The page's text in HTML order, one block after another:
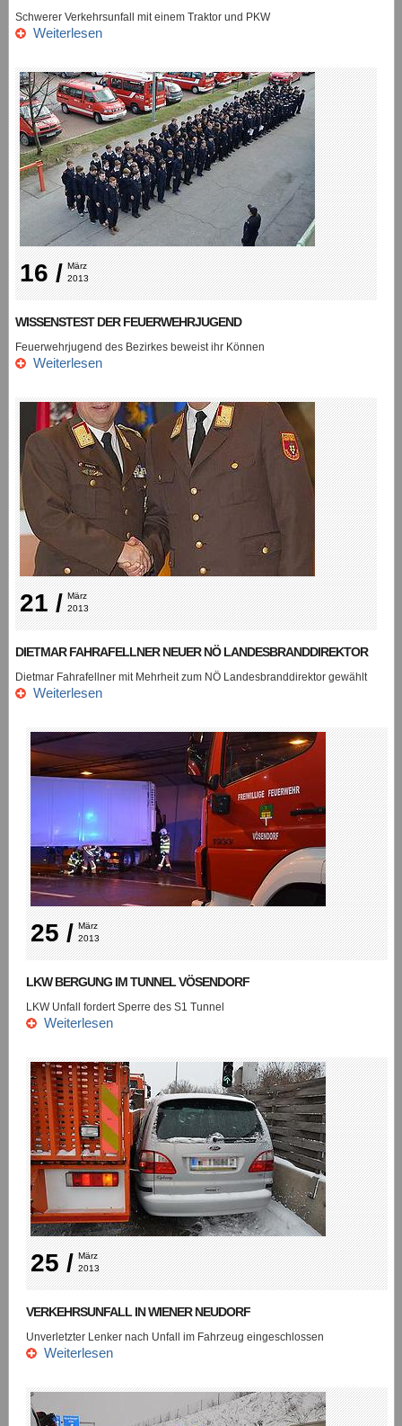
Schwerer Verkehrsunfall mit einem Traktor und PKW
Weiterlesen
16 / März
2013
WISSENSTEST DER FEUERWEHRJUGEND
Feuerwehrjugend des Bezirkes beweist ihr Können
Weiterlesen
21 / März
2013
DIETMAR FAHRAFELLNER NEUER NÖ LANDESBRANDDIREKTOR
Dietmar Fahrafellner mit Mehrheit zum NÖ Landesbranddirektor gewählt
Weiterlesen
25 / März
2013
LKW BERGUNG IM TUNNEL VÖSENDORF
LKW Unfall fordert Sperre des S1 Tunnel
Weiterlesen
25 / März
2013
VERKEHRSUNFALL IN WIENER NEUDORF
Unverletzter Lenker nach Unfall im Fahrzeug eingeschlossen
Weiterlesen